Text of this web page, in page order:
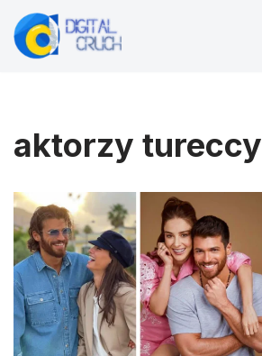
Przejdź
aktorzy tureccy